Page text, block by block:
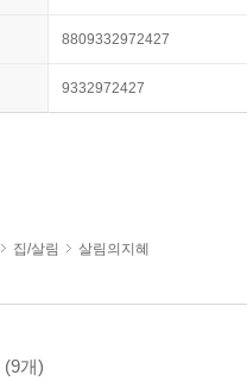
8809332972427
9332972427
집/살림 살림의지혜
(9개)